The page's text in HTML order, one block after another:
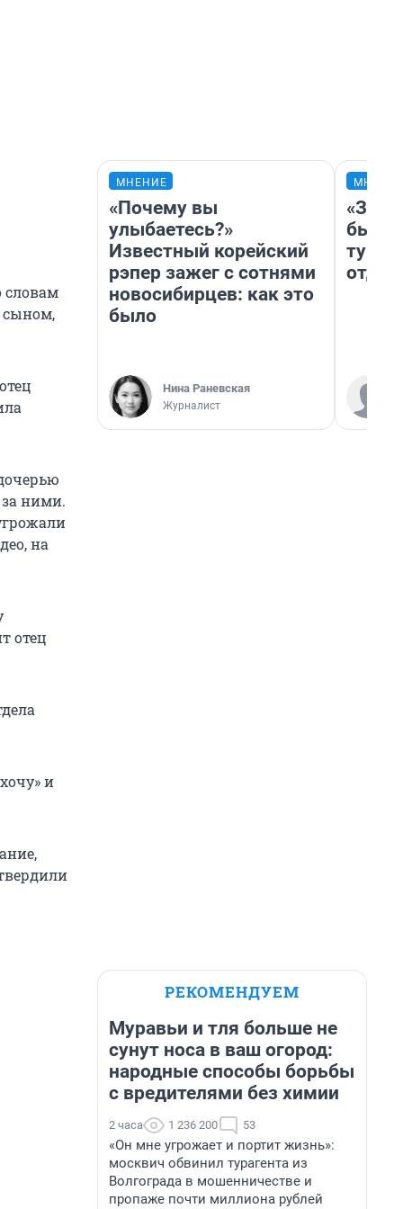
словам
сыном,
ними.
на
отец
и
МНЕНИЕ
«Почему вы
улыбаетесь?»
Известный корейский
рэпер зажег с сотнями
новосибирцев: как это
было
Нина Раневская
Журналист
«За
были
РЕКОМЕНДУЕМ
Муравьи и тля больше не
сунут носа в ваш огород:
народные способы борьбы
с вредителями без химии
2 часа 1 236 200 53
«Он мне угрожает и портит жизнь»:
москвич обвинил турагента из
Волгограда в мошенничестве и
пропаже почти миллиона рублей